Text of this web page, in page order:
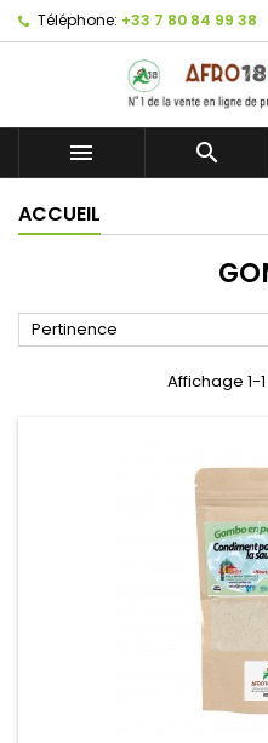
Téléphone: +33 7 80 84 99 38
 
ACCUEIL
Pertinence
Affichage 1-